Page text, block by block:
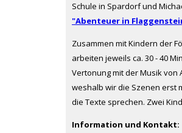
Schule in Spardorf und
"Abenteuer in
Zusammen mit Kindern der
arbeiten jeweils ca. 30 - 40
Vertonung mit der Musik von
weshalb wir die Szenen erst
die Texte sprechen. Zwei
Information und Kontakt: